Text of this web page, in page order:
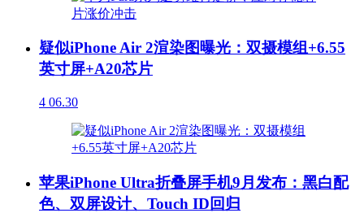
疑似iPhone Air 2渲染图曝光：双摄模组+6.55
英寸屏+A20芯片
4 06.30
苹果iPhone Ultra折叠屏手机9月发布：黑白配
色、双屏设计、Touch ID回归